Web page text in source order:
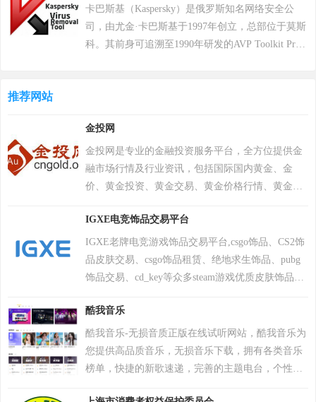
让自己生存到最后 。 游戏《绝地求生》除获得G-
STAR最高奖项总统奖以及其他五项大奖，且打破了
7项吉尼斯纪录。 2018年8月9日，《绝地求生》官
求生》将于12月8日登陆 Epic 游戏商城。自2024年1
月1日起，《绝地求生》不再支持所有使用Windows
7、Windows 8和Windows 8.1操作系统的PC平台。
2024年2月26日，PCL 赛事官方宣布，《PUBG》
年12月，入选Steam2025年热门游戏榜单年度热门游
戏榜、年度畅销榜。
卡巴斯基（Kaspersky）是俄罗斯知名网络安全公
司，由尤金·卡巴斯基于1997年创立，总部位于莫斯
科。其前身可追溯至1990年研发的AVP Toolkit Pro
个人防护、企业安全及工业控制系统，2017年推出
自主研发的安全操作系统，2022年“安全远程工作空
间”获世界互联网领先科技成果。因地缘政治影响，
2017年起被美国政府禁用，2024年6月遭全面封禁后
景，2019年品牌升级后聚焦全球化战略，在中国等
重点市场保持合作，曾中标中央政府采购项目并获
2023年世界互联网大会科技奖。
推荐网站
金投网
金投网是专业的金融投资服务平台，全方位提供金
融市场行情及行业资讯，包括国际国内黄金、金
价、黄金投资、黄金交易、黄金价格行情、黄金现
信息服务。
IGXE电竞饰品交易平台
IGXE老牌电竞游戏饰品交易平台,csgo饰品、CS2饰
品皮肤交易、csgo饰品租赁、绝地求生饰品、pubg
饰品交易、cd_key等众多steam游戏优质皮肤饰品。
品购买体验!
酷我音乐
酷我音乐-无损音质正版在线试听网站，酷我音乐为
您提供高品质音乐，无损音乐下载，拥有各类音乐
榜单，快捷的新歌速递，完善的主题电台，个性化